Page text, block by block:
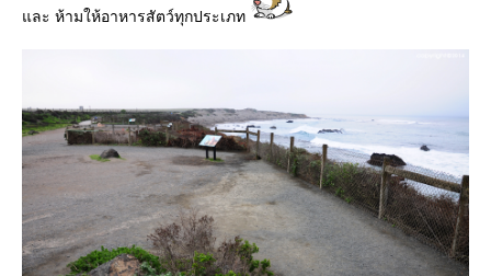
ละ ห้ามให้อาหารสัตว์ทุกประเภท